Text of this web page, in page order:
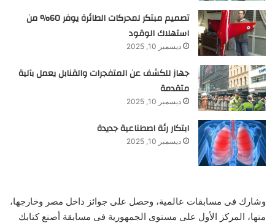
تصميم مبتكر لمحركات الطائرة يوفر 60% من
استهلاك الوقود
ديسمبر 10, 2025
جهاز للكشف عن المتفجرات والقنابل يعمل بآلية
متقدمة
ديسمبر 10, 2025
ابتكار رئة اصطناعية جديدة
ديسمبر 10, 2025
وشارك فى مسابقات عالمية، وحصل على جوائز داخل مصر وخارجها،
منها، المركز الأول على مستوى الجمهورية فى مسابقة أصنع كتابك